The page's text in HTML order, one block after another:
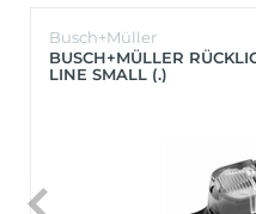
Busch+Müller
BUSCH+MÜLLER
LINE SMALL (.)